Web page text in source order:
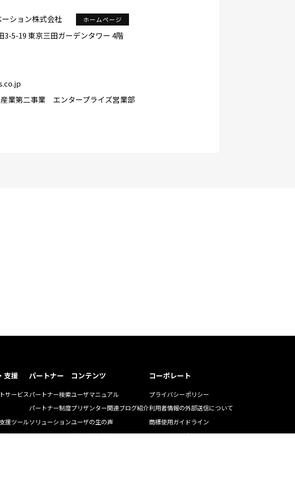
ション株式会社 ホームページ
3-5-19 東京三田ガーデンタワー 4階
業第二事業 エンタープライズ営業部
支援
サービス
援ツール
パートナー
パートナー検索
パートナー制度
ソリューション
コンテンツ
ユーザマニュアル
プリザンター関連ブログ紹介
ユーザの生の声
お悩み解決動画
コーポレート
プライバシーポリシー
利用者情報の外部送信について
商標使用ガイドライン
マニュアル二次利用ガイドライン